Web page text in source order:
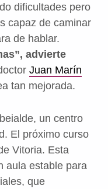
dificultades pero
capaz de caminar
de hablar.
advierte
Juan Marín
tan mejorada.
un centro
El próximo curso
Vitoria. Esta
aula estable para
que